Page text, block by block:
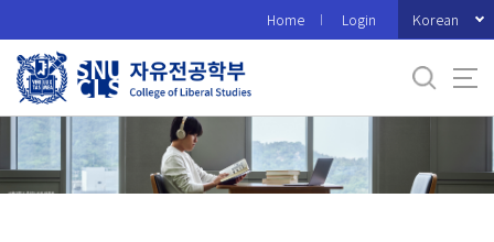
로
메
Home Login Korean